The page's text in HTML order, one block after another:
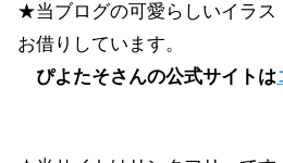
★当ブログの可愛らしいイラス
お借りしています。
ぴよたそさんの公式サイトは